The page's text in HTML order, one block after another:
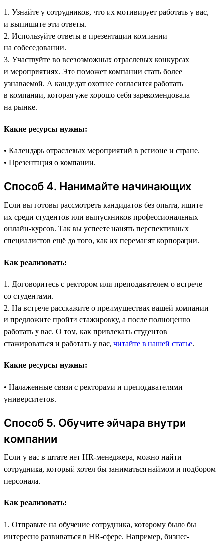
1. Узнайте у сотрудников, что их мотивирует работать у вас,
и выпишите эти ответы.
2. Используйте ответы в презентации компании
на собеседовании.
3. Участвуйте во всевозможных отраслевых конкурсах
и мероприятиях. Это поможет компании стать более
узнаваемой. А кандидат охотнее согласится работать
в компании, которая уже хорошо себя зарекомендовала
на рынке.
Какие ресурсы нужны:
• Календарь отраслевых мероприятий в регионе и стране.
• Презентация о компании.
Способ 4. Нанимайте начинающих
Если вы готовы рассмотреть кандидатов без опыта, ищите
их среди студентов или выпускников профессиональных
онлайн-курсов. Так вы успеете нанять перспективных
специалистов ещё до того, как их переманят корпорации.
Как реализовать:
1. Договоритесь с ректором или преподавателем о встрече
со студентами.
2. На встрече расскажите о преимуществах вашей компании
и предложите пройти стажировку, а после полноценно
работать у вас. О том, как привлекать студентов
стажироваться и работать у вас, читайте в нашей статье.
Какие ресурсы нужны:
• Налаженные связи с ректорами и преподавателями
университетов.
Способ 5. Обучите эйчара внутри
компании
Если у вас в штате нет HR-менеджера, можно найти
сотрудника, который хотел бы заниматься наймом и подбором
персонала.
Как реализовать:
1. Отправьте на обучение сотрудника, которому было бы
интересно развиваться в HR-сфере. Например, бизнес-